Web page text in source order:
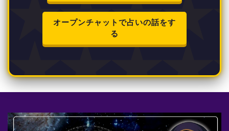
オープンチャットで占いの話をす
る